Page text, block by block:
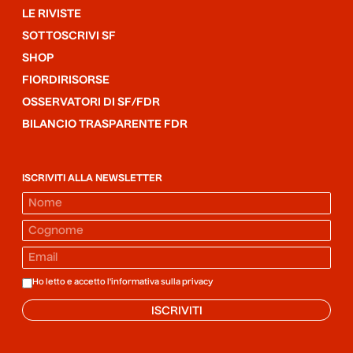
LE RIVISTE
SOTTOSCRIVI SF
SHOP
FIORDIRISORSE
OSSERVATORI DI SF/FDR
BILANCIO TRASPARENTE FDR
ISCRIVITI ALLA NEWSLETTER
Ho letto e accetto l'informativa sulla privacy
ISCRIVITI